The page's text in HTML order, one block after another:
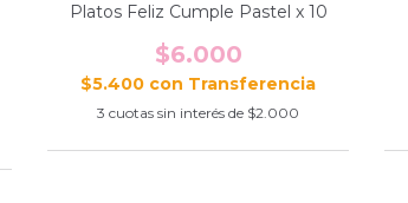
Platos Feliz Cumple Pastel x 10
$6.000
$5.400 con
3 cuotas sin interés de $2.000